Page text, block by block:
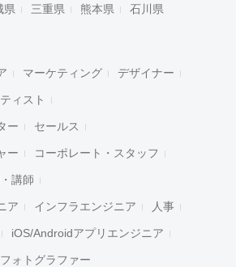
県 三重県 熊本県 石川県
マーケティング デザイナー
ィスト
ー セールス
ー コーポレート・スタッフ
講師
ア インフラエンジニア 人事
iOS/Androidアプリエンジニア
フォトグラファー